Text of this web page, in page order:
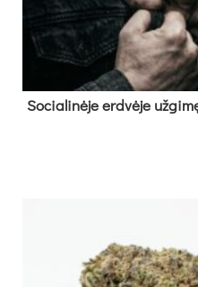
So­cia­li­nė­je erd­vė­je